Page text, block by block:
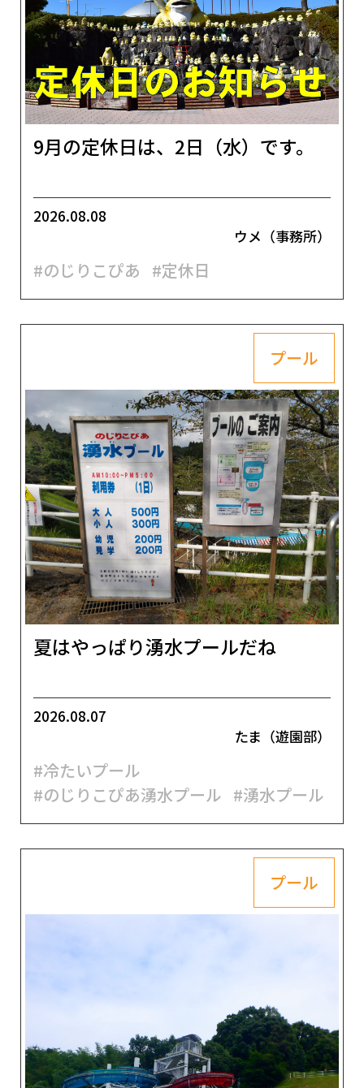
9月の定休日は、2日（水）です。
2026.08.08
ウメ（事務所）
#のじりこぴあ #定休日
プール
夏はやっぱり湧水プールだね
2026.08.07
たま（遊園部）
#冷たいプール
#のじりこぴあ湧水プール #湧水プール
プール